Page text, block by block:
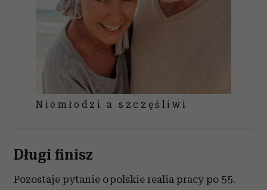
Niemłodzi a szczęśliwi
Długi finisz
Pozostaje pytanie o polskie realia pracy po 55.